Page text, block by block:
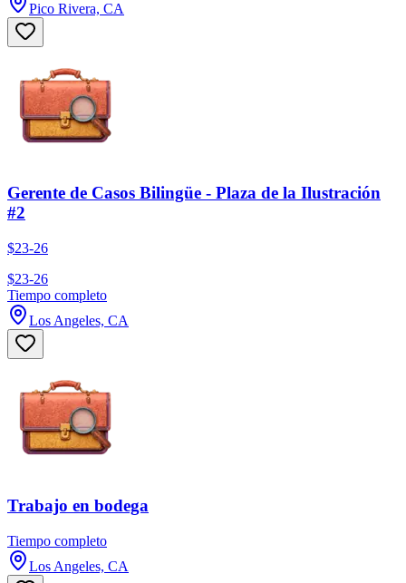
Pico Rivera, CA
Gerente de Casos Bilingüe - Plaza de la Ilustración
#2
$23-26
$23-26
Tiempo completo
Los Angeles, CA
Trabajo en bodega
Tiempo completo
Los Angeles, CA